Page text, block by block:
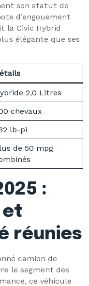
son statut de
d’engouement
la Civic Hybrid
élégante que ses
2,0 Litres
chevaux
lb-pi
de 50 mpg
:
et
réunies
camion de
le segment des
ce véhicule